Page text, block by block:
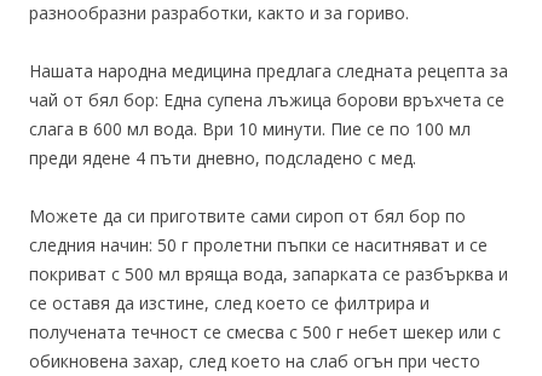
разнообразни разработки, както и за гориво.
Нашата народна медицина предлага следната рецепта за
чай от бял бор: Една супена лъжица борови връхчета се
слага в 600 мл вода. Ври 10 минути. Пие се по 100 мл
преди ядене 4 пъти дневно, подсладено с мед.
Можете да си приготвите сами сироп от бял бор по
следния начин: 50 г пролетни пъпки се наситняват и се
покриват с 500 мл вряща вода, запарката се разбърква и
се оставя да изстине, след което се филтрира и
получената течност се смесва с 500 г небет шекер или с
обикновена захар, след което на слаб огън при често